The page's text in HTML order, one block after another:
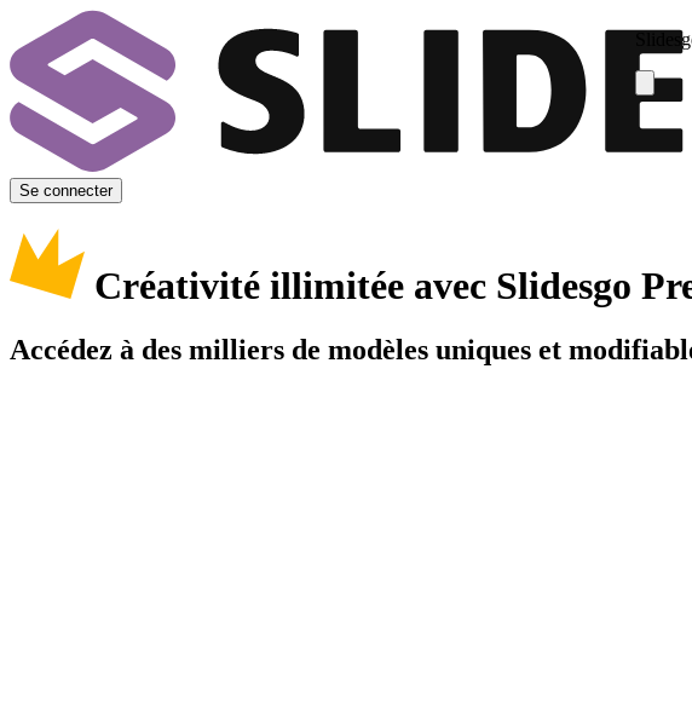
Se connecter
Créativité illimitée avec Slidesgo
Accédez à des milliers de modèles uniques et